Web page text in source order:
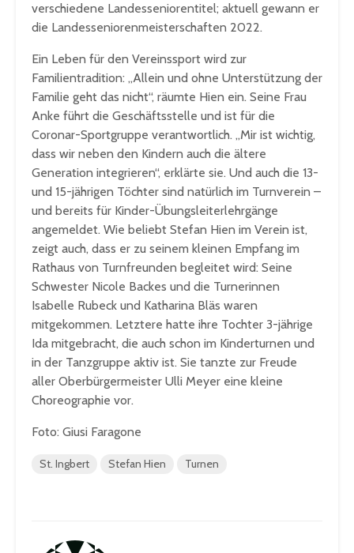
verschiedene Landesseniorentitel; aktuell gewann er
die Landesseniorenmeisterschaften 2022.
Ein Leben für den Vereinssport wird zur
Familientradition: „Allein und ohne Unterstützung der
Familie geht das nicht“, räumte Hien ein. Seine Frau
Anke führt die Geschäftsstelle und ist für die
Coronar-Sportgruppe verantwortlich. „Mir ist wichtig,
dass wir neben den Kindern auch die ältere
Generation integrieren“, erklärte sie. Und auch die 13-
und 15-jährigen Töchter sind natürlich im Turnverein –
und bereits für Kinder-Übungsleiterlehrgänge
angemeldet. Wie beliebt Stefan Hien im Verein ist,
zeigt auch, dass er zu seinem kleinen Empfang im
Rathaus von Turnfreunden begleitet wird: Seine
Schwester Nicole Backes und die Turnerinnen
Isabelle Rubeck und Katharina Bläs waren
mitgekommen. Letztere hatte ihre Tochter 3-jährige
Ida mitgebracht, die auch schon im Kinderturnen und
in der Tanzgruppe aktiv ist. Sie tanzte zur Freude
aller Oberbürgermeister Ulli Meyer eine kleine
Choreographie vor.
Foto: Giusi Faragone
St. Ingbert Stefan Hien Turnen